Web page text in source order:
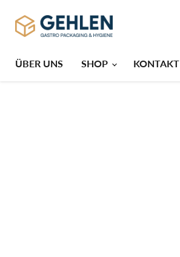
ÜBER UNS SHOP KONTAKT